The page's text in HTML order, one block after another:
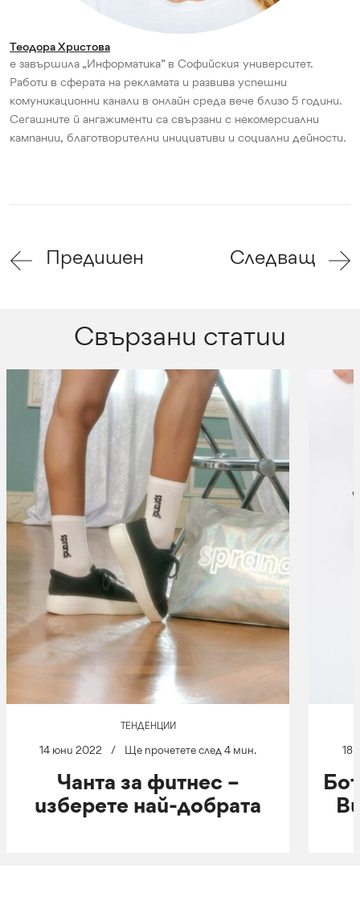
Теодора Христова
е завършила „Информатика” в Софийския университет.
Работи в сферата на рекламата и развива успешни
комуникационни канали в онлайн среда вече близо 5 години.
Сегашните й ангажименти са свързани с некомерсиални
кампании, благотворителни инициативи и социални дейности.
Предишен Следващ
Свързани статии
ТЕНДЕНЦИИ
14 юни 2022 / Ще прочетете след 4 мин.
Чанта за фитнес –
изберете най-добрата
18